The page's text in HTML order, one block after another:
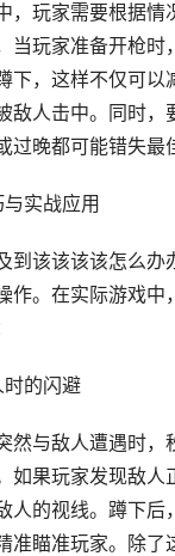
，玩家需要根据情
当玩家准备开枪时
下，这样不仅可以
敌人击中。同时，
过晚都可能错失最
实战应用
到该该该该怎么办
作。在实际游戏中
时的闪避
然与敌人遭遇时，
如果玩家发现敌人
人的视线。蹲下后
准瞄准玩家。除了